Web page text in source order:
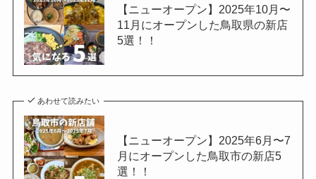
【ニューオープン】2025年10月〜
11月にオープンした鳥取県の新店
5選！！
あわせて読みたい
【ニューオープン】2025年6月〜7
月にオープンした鳥取市の新店5
選！！